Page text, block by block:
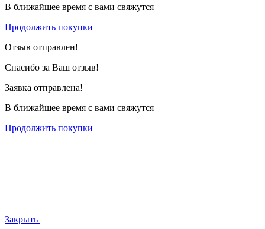
В ближайшее время с вами свяжутся
Продолжить покупки
Отзыв отправлен!
Спасибо за Ваш отзыв!
Заявка отправлена!
В ближайшее время с вами свяжутся
Продолжить покупки
Закрыть